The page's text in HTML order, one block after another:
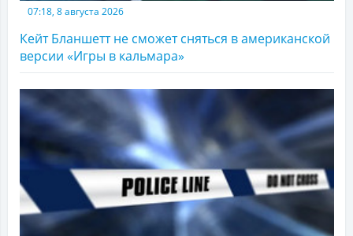
07:18, 8 августа 2026
Кейт Бланшетт не сможет сняться в американской
версии «Игры в кальмара»